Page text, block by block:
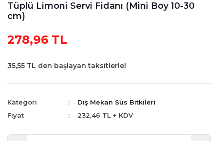
Tüplü Limoni Servi Fidanı (Mini Boy 10-30
cm)
278,96 TL
35,55 TL den başlayan taksitlerle!
Kategori
Dış Mekan Süs Bitkileri
Fiyat
232,46 TL + KDV